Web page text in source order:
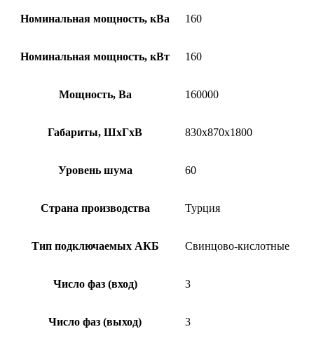
Номинальная мощность, кВа 160
Номинальная мощность, кВт 160
Мощность, Ва 160000
Габариты, ШхГхВ 830x870x1800
Уровень шума 60
Страна производства Турция
Тип подключаемых АКБ Свинцово-кислотные
Число фаз (вход) 3
Число фаз (выход) 3